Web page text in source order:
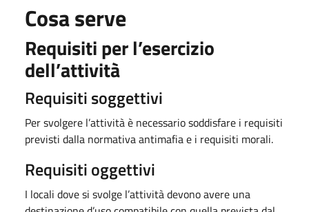
Cosa serve
Requisiti per l’esercizio
dell’attività
Requisiti soggettivi
Per svolgere l’attività è necessario soddisfare i requisiti
previsti dalla normativa antimafia e i requisiti morali.
Requisiti oggettivi
I locali dove si svolge l’attività devono avere una